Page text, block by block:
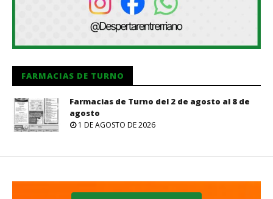
FARMACIAS DE TURNO
Farmacias de Turno del 2 de agosto al 8 de
agosto
1 DE AGOSTO DE 2026